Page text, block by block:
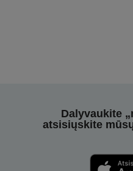
Dalyvaukite
atsisiųskite